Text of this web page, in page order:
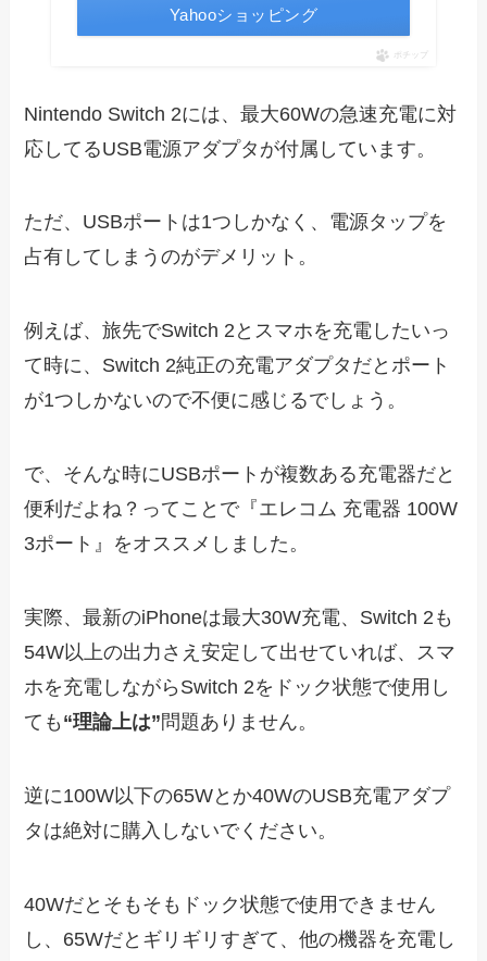
Yahooショッピング
ポチップ
Nintendo Switch 2には、最大60Wの急速充電に対
応してるUSB電源アダプタが付属しています。
ただ、USBポートは1つしかなく、電源タップを
占有してしまうのがデメリット。
例えば、旅先でSwitch 2とスマホを充電したいっ
て時に、Switch 2純正の充電アダプタだとポート
が1つしかないので不便に感じるでしょう。
で、そんな時にUSBポートが複数ある充電器だと
便利だよね？ってことで『エレコム 充電器 100W
3ポート』をオススメしました。
実際、最新のiPhoneは最大30W充電、Switch 2も
54W以上の出力さえ安定して出せていれば、スマ
ホを充電しながらSwitch 2をドック状態で使用し
ても “理論上は”問題ありません。
逆に100W以下の65Wとか40WのUSB充電アダプ
タは絶対に購入しないでください。
40Wだとそもそもドック状態で使用できません
し、65Wだとギリギリすぎて、他の機器を充電し